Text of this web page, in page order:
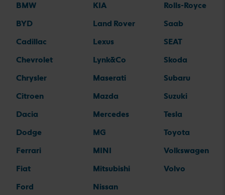
BMW
BYD
Cadillac
Chevrolet
Chrysler
Citroen
Dacia
Dodge
Ferrari
Fiat
Ford
KIA
Land Rover
Lexus
Lynk&Co
Maserati
Mazda
Mercedes
MG
MINI
Mitsubishi
Nissan
Rolls-Royce
Saab
SEAT
Skoda
Subaru
Suzuki
Tesla
Toyota
Volkswagen
Volvo